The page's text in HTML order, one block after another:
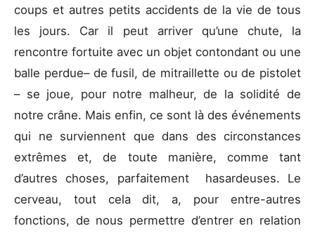
coups et autres petits accidents de la vie de tous
les jours. Car il peut arriver qu’une chute, la
rencontre fortuite avec un objet contondant ou une
balle perdue– de fusil, de mitraillette ou de pistolet
– se joue, pour notre malheur, de la solidité de
notre crâne. Mais enfin, ce sont là des événements
qui ne surviennent que dans des circonstances
extrêmes et, de toute manière, comme tant
d’autres choses, parfaitement hasardeuses. Le
cerveau, tout cela dit, a, pour entre-autres
fonctions, de nous permettre d’entrer en relation